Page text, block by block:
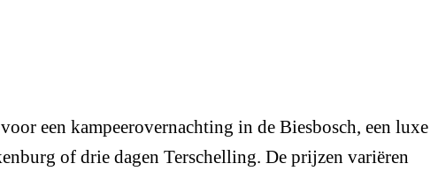
een kampeerovernachting in de Biesbosch, een luxe
of drie dagen Terschelling. De prijzen variëren